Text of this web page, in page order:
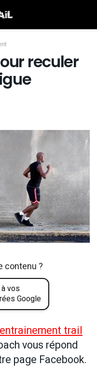
reculer
contenu ?
vos
Google
entrainement trail
vous répond
page Facebook.